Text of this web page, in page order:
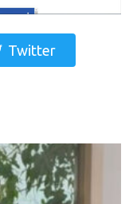
Twitter